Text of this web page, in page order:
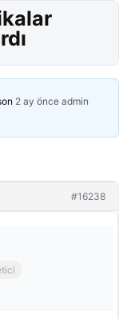
2 ay önce admin
#16238